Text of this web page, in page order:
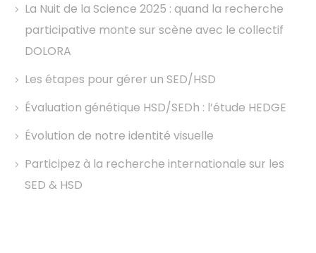
La Nuit de la Science 2025 : quand la recherche
participative monte sur scène avec le collectif
DOLORA
Les étapes pour gérer un SED/HSD
Évaluation génétique HSD/SEDh : l’étude HEDGE
Évolution de notre identité visuelle
Participez à la recherche internationale sur les
SED & HSD